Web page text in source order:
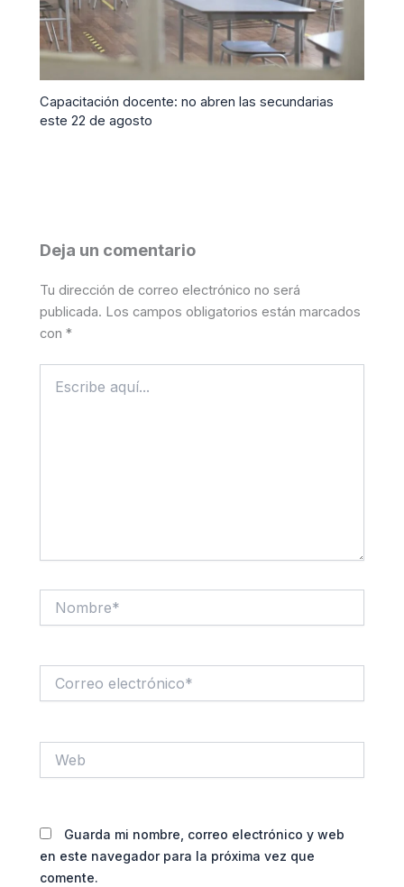
Capacitación docente: no abren las secundarias
este 22 de agosto
Deja un comentario
Tu dirección de correo electrónico no será
publicada. Los campos obligatorios están marcados
con*
aquí...
electrónico*
Guarda mi nombre, correo electrónico y web
en este navegador para la próxima vez que
comente.